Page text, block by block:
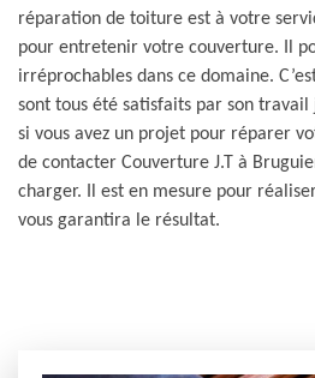
réparation de toiture est à votre
pour entretenir votre couverture. Il
irréprochables dans ce domaine.
sont tous été satisfaits par son
si vous avez un projet pour réparer
de contacter Couverture J.T à
charger. Il est en mesure pour
vous garantira le résultat.